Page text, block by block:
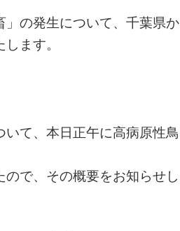
の発生について、千葉県か
ます。
て、本日正午に高病原性鳥
で、その概要をお知らせし